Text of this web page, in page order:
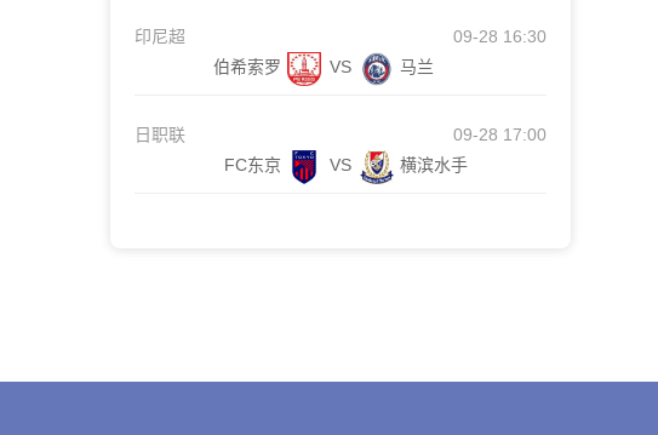
印尼超
09-28 16:30
伯希索罗
VS 马兰
日职联
09-28 17:00
FC东京
VS 横滨水手